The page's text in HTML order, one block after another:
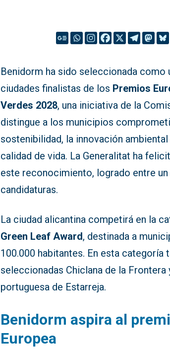
Benidorm ha sido seleccionada como
ciudades finalistas de los Premios
Verdes 2028, una iniciativa de la
distingue a los municipios
sostenibilidad, la innovación
calidad de vida. La Generalitat ha
este reconocimiento, logrado entre
candidaturas.
La ciudad alicantina competirá en la
Green Leaf Award, destinada a
100.000 habitantes. En esta categoría
seleccionadas Chiclana de la Frontera
portuguesa de Estarreja.
Benidorm aspira al
Europea